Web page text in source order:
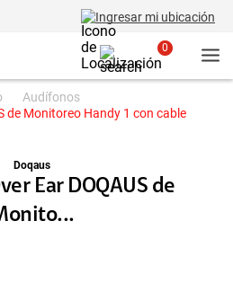
Ingresar mi ubicación
0
audífonos
de Monitoreo Handy 1 con cable
Doqaus
Ear DOQAUS de